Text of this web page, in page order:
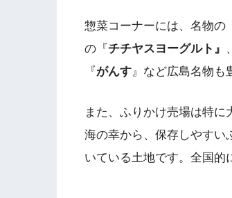
惣菜コーナーには、名物の
の『チチヤスヨーグルト』
『がんす』など広島名物も
また、ふりかけ売場は特
海の幸から、保存しやすい
いている土地です。全国的